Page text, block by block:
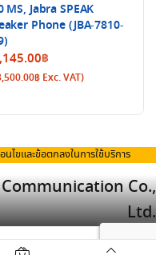
MS, Jabra SPEAK
Phone (JBA-7810-
฿
฿ Exc. VAT)
อนไขและข้อตกลงในการใช้บริการ
Co.,
Ltd.